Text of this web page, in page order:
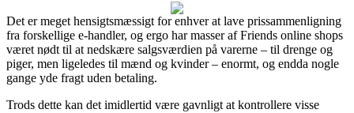
Det er meget hensigtsmæssigt for enhver at lave prissammenligning
fra forskellige e-handler, og ergo har masser af Friends online shops
været nødt til at nedskære salgsværdien på varerne – til drenge og
piger, men ligeledes til mænd og kvinder – enormt, og endda nogle
gange yde fragt uden betaling.
Trods dette kan det imidlertid være gavnligt at kontrollere visse